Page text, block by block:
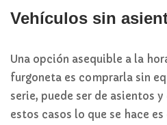
Vehículos sin
Una opción asequible a la
furgoneta es comprarla sin
serie, puede ser de asientos y
estos casos lo que se hace